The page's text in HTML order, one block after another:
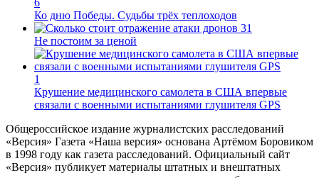
Карманы кандидатов
Сайт газеты "Московский комсомолец" не работает
4
Энциклопедия позора
6
Ко дню Победы. Судьбы трёх теплоходов
31
Не постоим за ценой